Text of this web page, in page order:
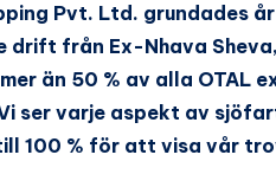
Pvt. Ltd. grundades
drift från Ex-Nhava
än 50 % av alla OTAL
ser varje aspekt av
100 % för att visa vår